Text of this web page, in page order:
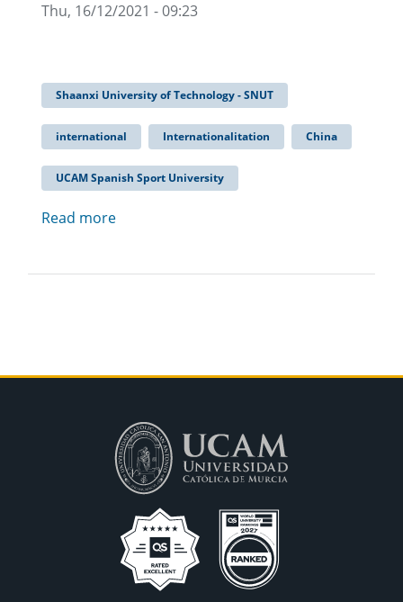
Thu, 16/12/2021 - 09:23
Shaanxi University of Technology - SNUT
international Internationalitation China
UCAM Spanish Sport University
Read more